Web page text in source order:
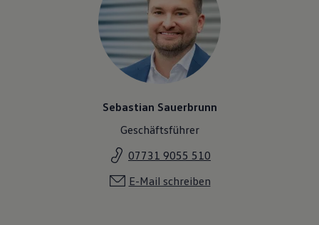
Sebastian Sauerbrunn
Geschäftsführer
07731 9055 510
E-Mail schreiben